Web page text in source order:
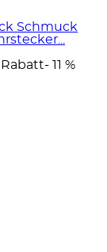
Schmuck
Rabatt- 11 %